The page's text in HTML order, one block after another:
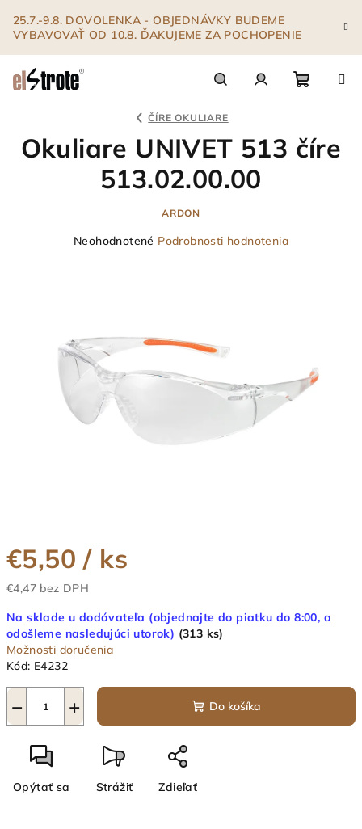
obsah
25.7.-9.8. DOVOLENKA - OBJEDNÁVKY BUDEME
VYBAVOVAŤ OD 10.8. ĎAKUJEME ZA POCHOPENIE
košík
ČÍRE OKULIARE
€5,50/ ks
€4,47 bez DPH
cena:
Na sklade u dodávateľa (objednajte do piatku do 8:00, a
odošleme nasledujúci utorok) (313 ks)
Možnosti doručenia
Kód: E4232
+
− Do košíka
Opýtať sa Strážiť Zdieľať
Okuliare UNIVET 513 číre
513.02.00.00
ARDON
Priemerné
5
hviezdičiek.
Neohodnotené Podrobnosti hodnotenia